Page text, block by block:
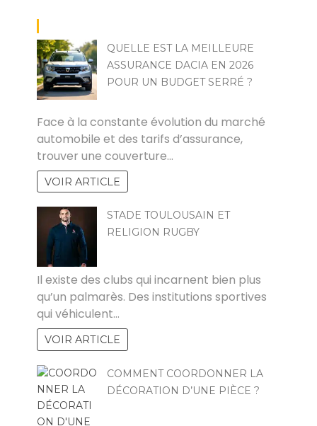
QUELLE EST LA MEILLEURE
ASSURANCE DACIA EN 2026
POUR UN BUDGET SERRÉ ?
Face à la constante évolution du marché
automobile et des tarifs d’assurance,
trouver une couverture…
VOIR ARTICLE
STADE TOULOUSAIN ET
RELIGION RUGBY
Il existe des clubs qui incarnent bien plus
qu’un palmarès. Des institutions sportives
qui véhiculent…
VOIR ARTICLE
COMMENT COORDONNER LA
DÉCORATION D’UNE PIÈCE ?